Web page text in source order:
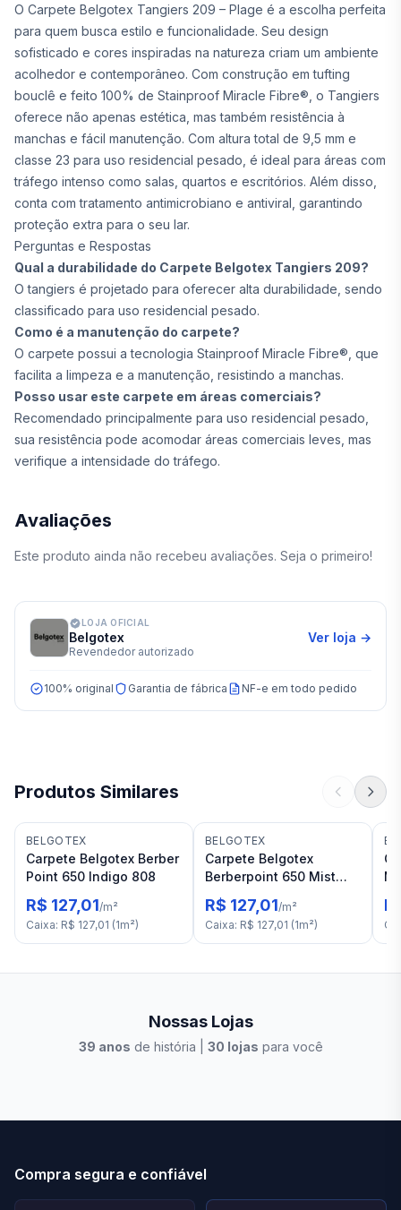
O Carpete Belgotex Tangiers 209 – Plage é a escolha perfeita
para quem busca estilo e funcionalidade. Seu design
sofisticado e cores inspiradas na natureza criam um ambiente
acolhedor e contemporâneo. Com construção em tufting
bouclê e feito 100% de Stainproof Miracle Fibre®, o Tangiers
oferece não apenas estética, mas também resistência à
manchas e fácil manutenção. Com altura total de 9,5 mm e
classe 23 para uso residencial pesado, é ideal para áreas com
tráfego intenso como salas, quartos e escritórios. Além disso,
conta com tratamento antimicrobiano e antiviral, garantindo
proteção extra para o seu lar.
Perguntas e Respostas
Qual a durabilidade do Carpete Belgotex Tangiers 209?
O tangiers é projetado para oferecer alta durabilidade, sendo
classificado para uso residencial pesado.
Como é a manutenção do carpete?
O carpete possui a tecnologia Stainproof Miracle Fibre®, que
facilita a limpeza e a manutenção, resistindo a manchas.
Posso usar este carpete em áreas comerciais?
Recomendado principalmente para uso residencial pesado,
sua resistência pode acomodar áreas comerciais leves, mas
verifique a intensidade do tráfego.
Avaliações
Este produto ainda não recebeu avaliações. Seja o primeiro!
LOJA OFICIAL
Belgotex
Revendedor autorizado
Ver loja →
100% original Garantia de fábrica NF-e em todo pedido
Produtos Similares
BELGOTEX
Carpete Belgotex Berber
Point 650 Indigo 808
R$ 127,01/m²
Caixa: R$ 127,01 (1m²)
BELGOTEX
Carpete Belgotex
Berberpoint 650 Mist
807
R$ 127,01/m²
Caixa: R$ 127,01 (1m²)
Nossas Lojas
39 anos de história | 30 lojas para você
Compra segura e confiável